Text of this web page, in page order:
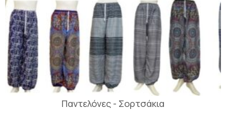
Παντελόνες - Σορτσάκια